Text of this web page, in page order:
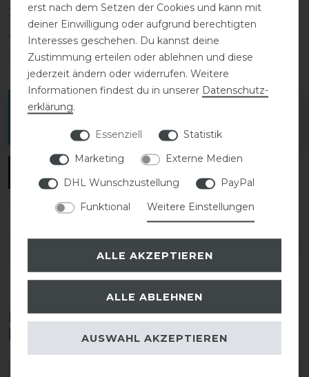
3
0
2
0
1
0
Melde dich an, um eine Kundenrezension zu
Diese Produkte könnten dich auch
interessieren
erst nach dem Setzen der Cookies und kann mit
deiner Einwilligung oder aufgrund berechtigten
Interesses geschehen. Du kannst deine
Zustimmung erteilen oder ablehnen und diese
jederzeit ändern oder widerrufen. Weitere
Informationen findest du in unserer Daten­schutz­
erklärung.
Essenziell
Statistik
Marketing
Externe Medien
DHL Wunschzustellung
PayPal
Funktional
Weitere Einstellungen
ALLE AKZEPTIEREN
ALLE ABLEHNEN
AUSWAHL AKZEPTIEREN